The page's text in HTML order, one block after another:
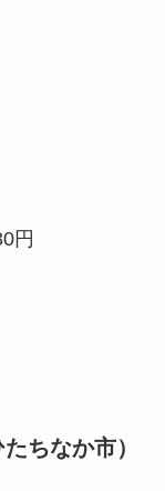
円
ちなか市）